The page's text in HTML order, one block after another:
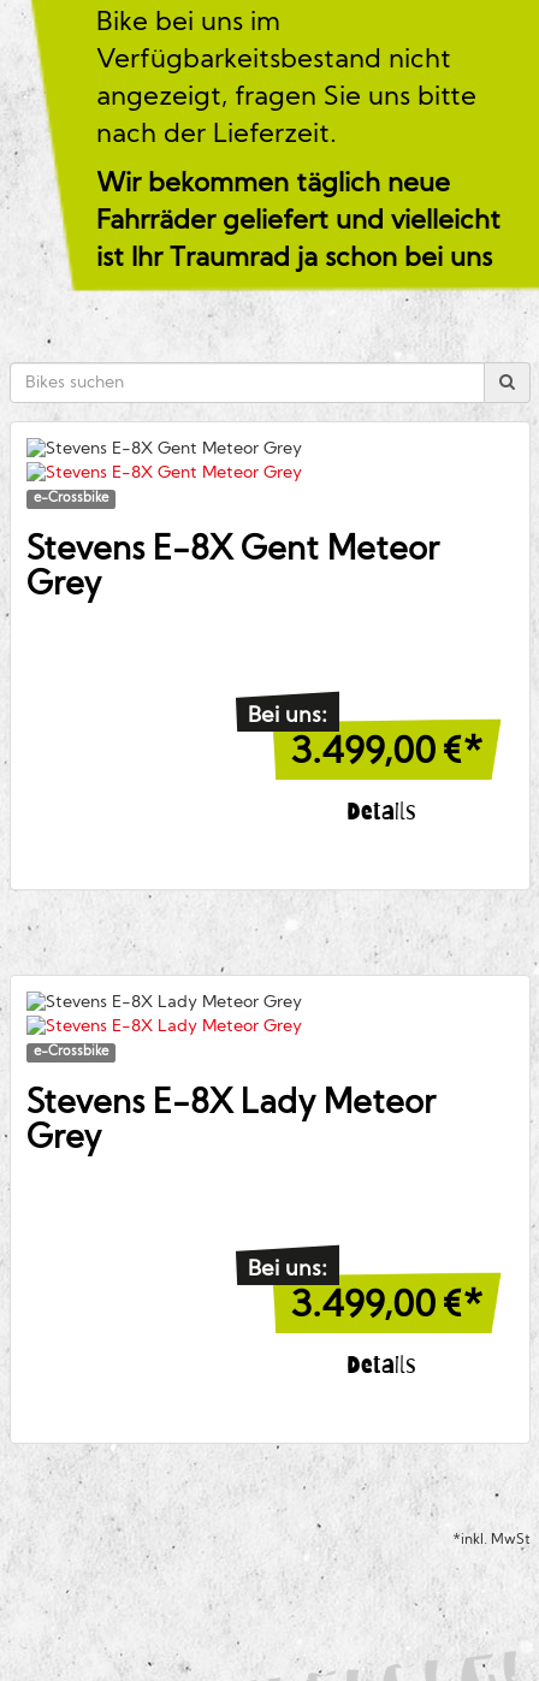
Bike bei uns im
Verfügbarkeitsbestand nicht
angezeigt, fragen Sie uns bitte
nach der Lieferzeit.
Wir bekommen täglich neue
Fahrräder geliefert und vielleicht
ist Ihr Traumrad ja schon bei uns
e-Crossbike
StevensE-8X Gent Meteor
Grey
Bei uns:
3.499,00 €*
Details
e-Crossbike
StevensE-8X Lady Meteor
Grey
Bei uns:
3.499,00 €*
Details
*inkl. MwSt